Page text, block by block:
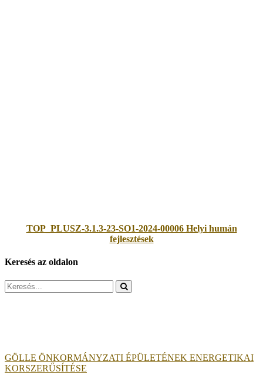
TOP_PLUSZ-3.1.3-23-SO1-2024-00006 Helyi humán
fejlesztések
Keresés az oldalon
Search
for:
GÖLLE ÖNKORMÁNYZATI ÉPÜLETÉNEK ENERGETIKAI
KORSZERŰSÍTÉSE